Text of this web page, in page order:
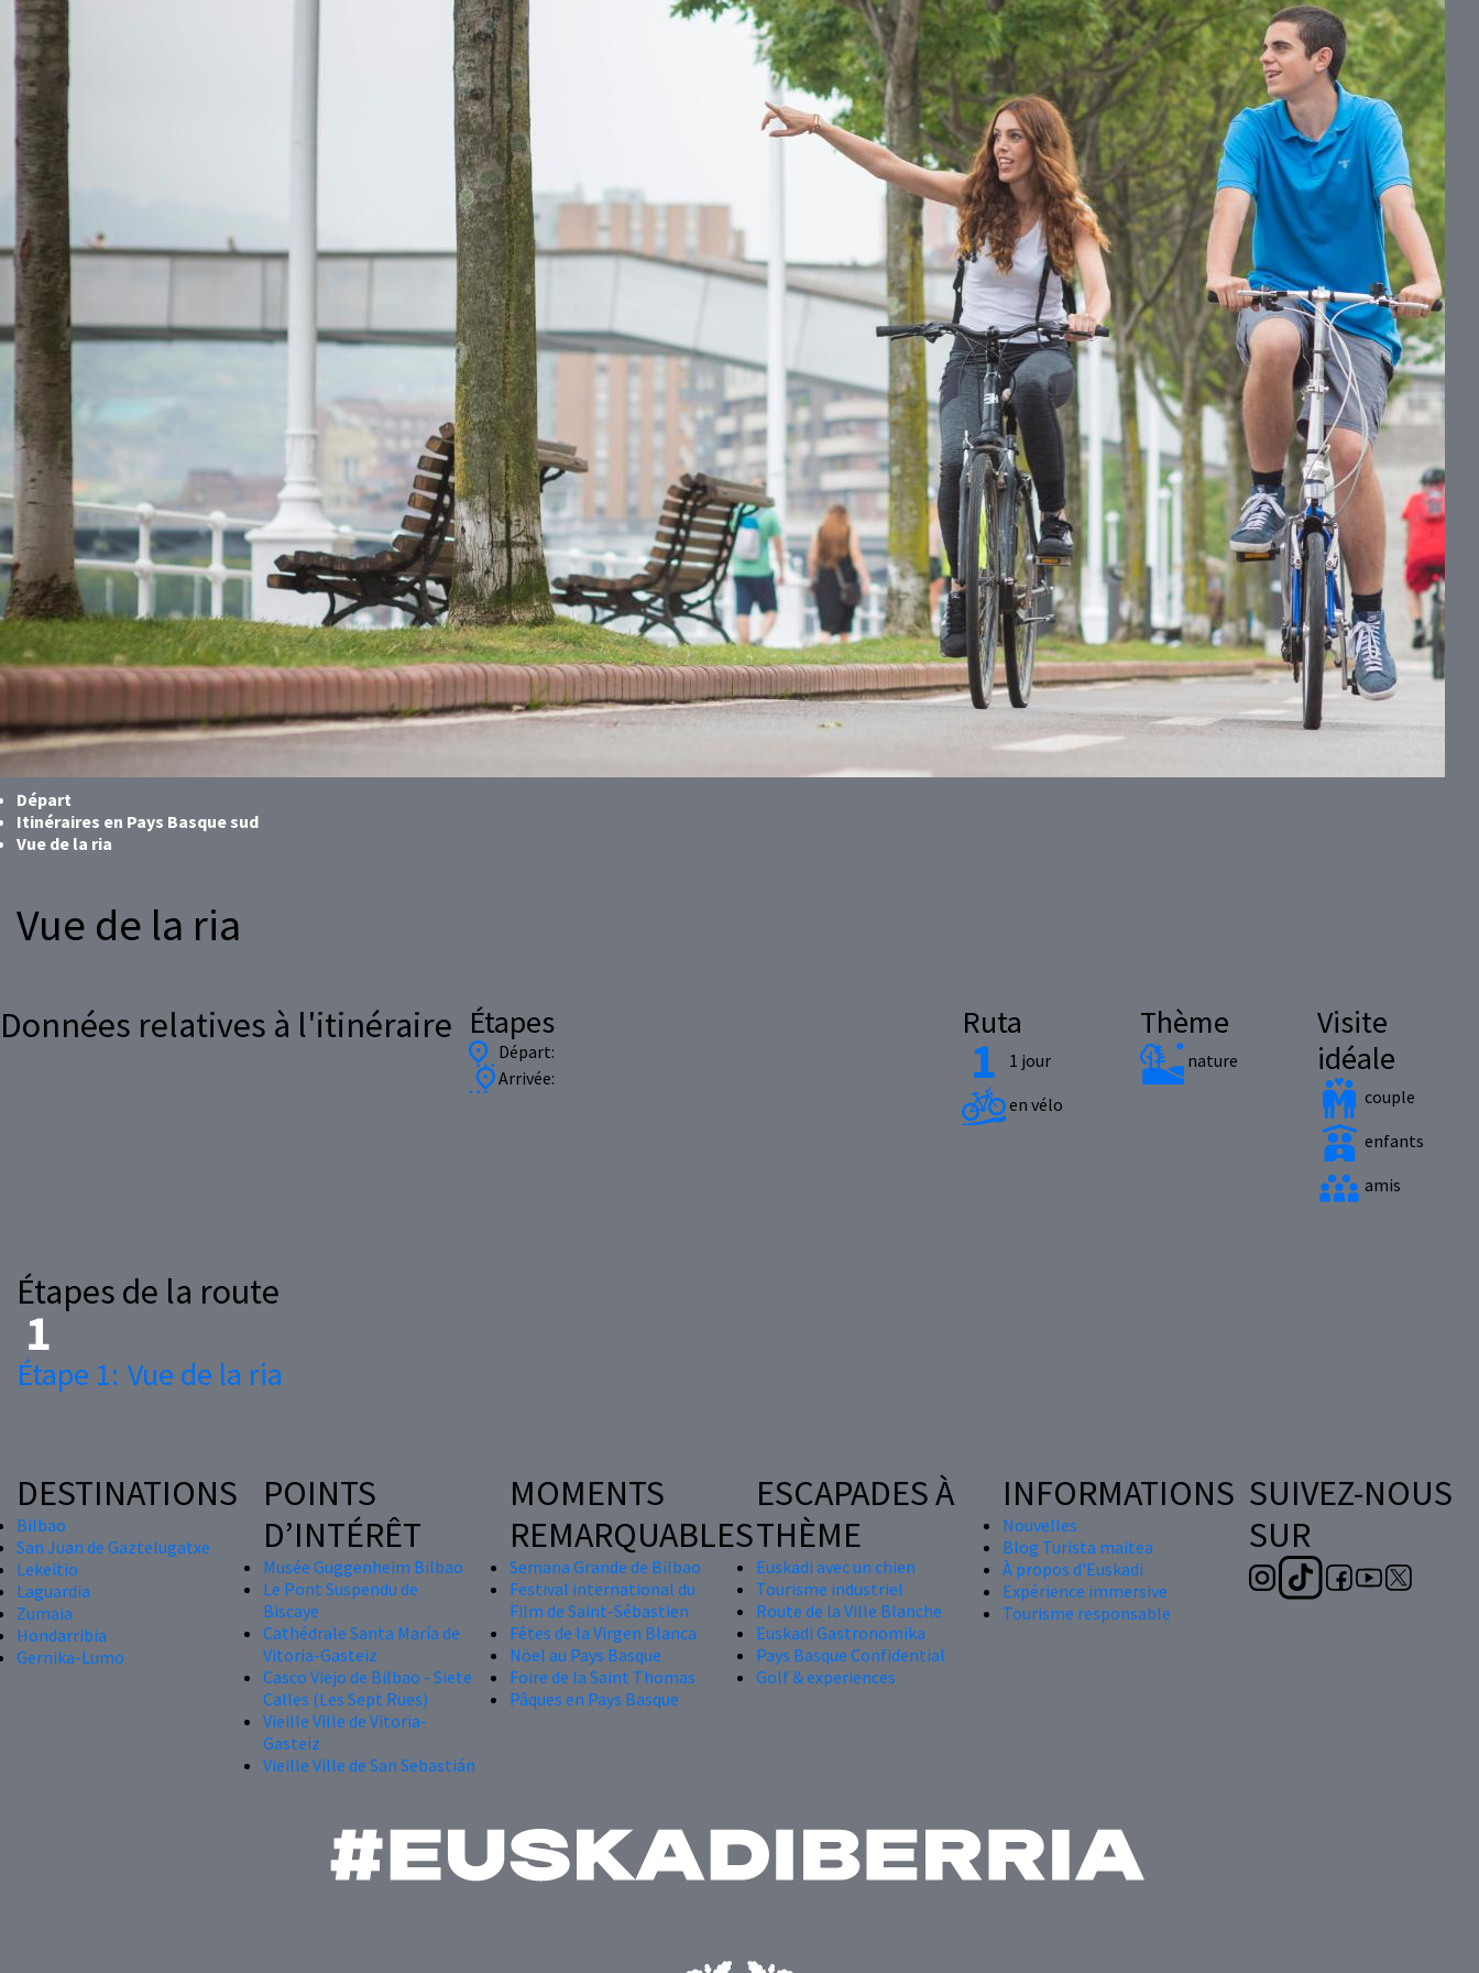
Départ
Itinéraires en Pays Basque sud
Vue de la ria
Vue de la ria
Données relatives à l'itinéraire Étapes
Départ:
Arrivée:
Ruta
1 jour
en vélo
Thème
nature
Visite
idéale
couple
enfants
amis
Étapes de la route
Étape 1: Vue de la ria
DESTINATIONS
Bilbao
San Juan de Gaztelugatxe
Lekeitio
Laguardia
Zumaia
Hondarribia
Gernika-Lumo
POINTS
D’INTÉRÊT
Musée Guggenheim Bilbao
Le Pont Suspendu de
Biscaye
Cathédrale Santa María de
Vitoria-Gasteiz
Casco Viejo de Bilbao - Siete
Calles (Les Sept Rues)
Vieille Ville de Vitoria-
Gasteiz
Vieille Ville de San Sebastián
MOMENTS
REMARQUABLES
Semana Grande de Bilbao
Festival international du
Film de Saint-Sébastien
Fêtes de la Virgen Blanca
Nöel au Pays Basque
Foire de la Saint Thomas
Pâques en Pays Basque
ESCAPADES À
THÈME
Euskadi avec un chien
Tourisme industriel
Route de la Ville Blanche
Euskadi Gastronomika
Pays Basque Confidential
Golf & experiences
INFORMATIONS
Nouvelles
Blog Turista maitea
À propos d'Euskadi
Expérience immersive
Tourisme responsable
SUIVEZ-NOUS
SUR